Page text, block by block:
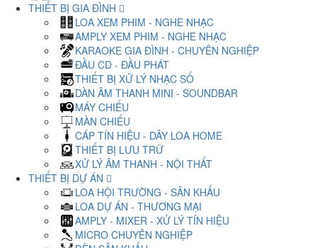
THIẾT BỊ GIA ĐÌNH
LOA XEM PHIM - NGHE NHẠC
AMPLY XEM PHIM - NGHE NHẠC
KARAOKE GIA ĐÌNH - CHUYÊN NGHIỆP
ĐẦU CD - ĐẦU PHÁT
THIẾT BỊ XỬ LÝ NHẠC SỐ
DÀN ÂM THANH MINI - SOUNDBAR
MÁY CHIẾU
MÀN CHIẾU
CÁP TÍN HIỆU - DÂY LOA HOME
THIẾT BỊ LƯU TRỮ
XỬ LÝ ÂM THANH - NỘI THẤT
THIẾT BỊ DỰ ÁN
LOA HỘI TRƯỜNG - SÂN KHẤU
LOA DỰ ÁN - THƯƠNG MẠI
AMPLY - MIXER - XỬ LÝ TÍN HIỆU
MICRO CHUYÊN NGHIỆP